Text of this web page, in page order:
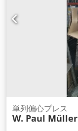
単列偏心プレス
W. Paul Müller